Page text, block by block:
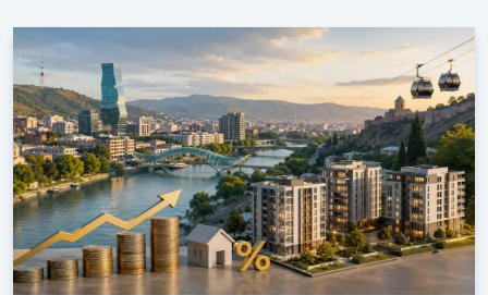
haberlerini kapsamakla kalmıyor, aynı zamanda
yatırımcıların bilinçli kararlar almasına yardımcı olan
ekonomik, bilimsel ve pratik analizleri de içeriyor.
Blog, özellikle gayrimenkul sektörünü doğrudan
etkileyen ekonomik, siyasi ve sosyal gelişmelerin
yaşandığı Türkiye'den haberlere odaklanmaktadır.
Gayrimenkul yatırımıyla ilgili en son gelişmeleri
kapsıyor, emlak fiyatlarındaki değişiklikleri takip